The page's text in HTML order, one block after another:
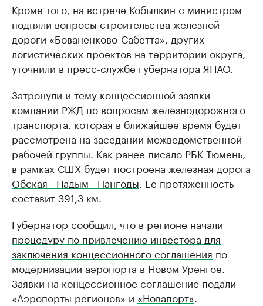
Кроме того, на встрече Кобылкин с министром
подняли вопросы строительства железной
дороги «Бованенково-Сабетта», других
логистических проектов на территории округа,
уточнили в пресс-службе губернатора ЯНАО.
Затронули и тему концессионной заявки
компании РЖД по вопросам железнодорожного
транспорта, которая в ближайшее время будет
рассмотрена на заседании межведомственной
рабочей группы. Как ранее писало РБК Тюмень,
в рамках СШХ будет построена железная дорога
Обская—Надым—Пангоды. Ее протяженность
составит 391,3 км.
Губернатор сообщил, что в регионе начали
процедуру по привлечению инвестора для
заключения концессионного соглашения по
модернизации аэропорта в Новом Уренгое.
Заявки на концессионное соглашение подали
«Аэропорты регионов» и «Новапорт».